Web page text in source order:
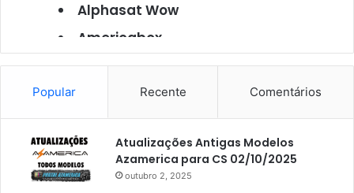
Alphasat Wow
Americabox
Americabox S101
Americabox S105
Americabox S105 Plus
Americabox S205
Americabox S205 Plus
Popular Recente Comentários
Atualizações Antigas Modelos
Azamerica para CS 02/10/2025
outubro 2, 2025